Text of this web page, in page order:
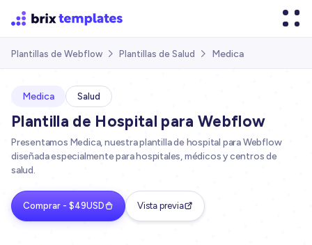
Plantillas de Webflow  Plantillas de Salud  Medica
Medica Salud
Plantilla de Hospital para Webflow
Presentamos Medica, nuestra plantilla de hospital para Webflow
diseñada especialmente para hospitales, médicos y centros de
salud.
Comprar - $49USD Vista previa